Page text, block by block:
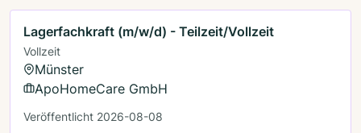
Lagerfachkraft (m/w/d) - Teilzeit/Vollzeit
Vollzeit
Münster
ApoHomeCare GmbH
Veröffentlicht 2026-08-08